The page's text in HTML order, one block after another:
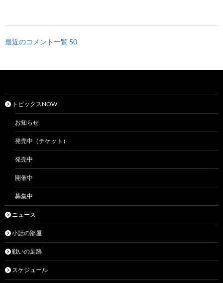
最近のコメント一覧 50
トピックスNOW
お知らせ
発売中（チケット）
発売中
開催中
募集中
ニュース
小話の部屋
戦いの足跡
スケジュール